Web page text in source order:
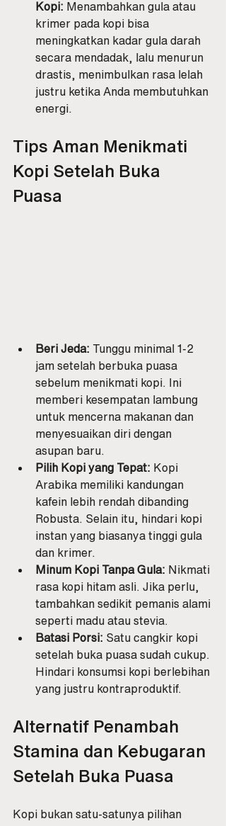
Kopi: Menambahkan gula atau
krimer pada kopi bisa
meningkatkan kadar gula darah
secara mendadak, lalu menurun
drastis, menimbulkan rasa lelah
justru ketika Anda membutuhkan
energi.
Tips Aman Menikmati
Kopi Setelah Buka
Puasa
Beri Jeda: Tunggu minimal 1-2
jam setelah berbuka puasa
sebelum menikmati kopi. Ini
memberi kesempatan lambung
untuk mencerna makanan dan
menyesuaikan diri dengan
asupan baru.
Pilih Kopi yang Tepat: Kopi
Arabika memiliki kandungan
kafein lebih rendah dibanding
Robusta. Selain itu, hindari kopi
instan yang biasanya tinggi gula
dan krimer.
Minum Kopi Tanpa Gula: Nikmati
rasa kopi hitam asli. Jika perlu,
tambahkan sedikit pemanis alami
seperti madu atau stevia.
Batasi Porsi: Satu cangkir kopi
setelah buka puasa sudah cukup.
Hindari konsumsi kopi berlebihan
yang justru kontraproduktif.
Alternatif Penambah
Stamina dan Kebugaran
Setelah Buka Puasa
Kopi bukan satu-satunya pilihan